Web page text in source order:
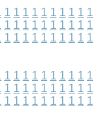
1 1 1 1 1 1 1 1 1 1
1 1 1 1 1 1 1 1 1 1
1 1 1 1 1 1 1 1 1 1
1 1 1 1 1 1 1 1 1 1
1 1 1 1 1 1 1 1 1 1
1 1 1 1 1 1 1 1 1 1